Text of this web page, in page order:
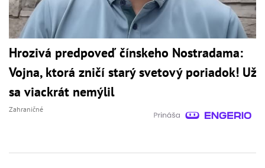
Hrozivá predpoveď čínskeho Nostradama:
Vojna, ktorá zničí starý svetový poriadok! Už
sa viackrát nemýlil
Zahraničné